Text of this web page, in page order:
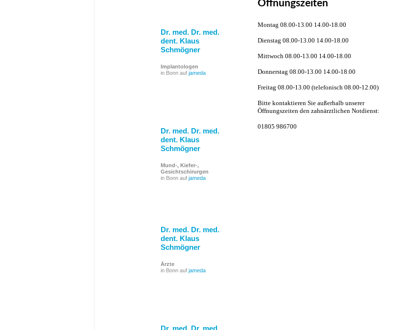
Dr. med. Dr. med.
dent. Klaus
Schmögner
Implantologen
in Bonn auf jameda
Dr. med. Dr. med.
dent. Klaus
Schmögner
Mund-, Kiefer-,
Gesichtschirurgen
in Bonn auf jameda
Dr. med. Dr. med.
dent. Klaus
Schmögner
Ärzte
in Bonn auf jameda
Dr. med. Dr. med.
Öffnungszeiten
Montag 08.00-13.00 14.00-18.00
Dienstag 08.00-13.00 14.00-18.00
Mittwoch 08.00-13.00 14.00-18.00
Donnerstag 08.00-13.00 14.00-18.00
Freitag 08.00-13.00 (telefonisch 08.00-12.00)
Bitte kontaktieren Sie außerhalb unserer
Öffnungszeiten den zahnärztlichen Notdienst:
01805 986700